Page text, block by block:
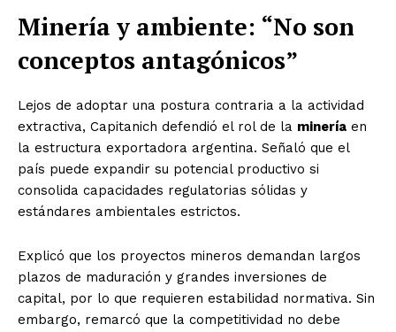
Minería y ambiente: “No son
conceptos antagónicos”
Lejos de adoptar una postura contraria a la actividad
extractiva, Capitanich defendió el rol de la minería en
la estructura exportadora argentina. Señaló que el
país puede expandir su potencial productivo si
consolida capacidades regulatorias sólidas y
estándares ambientales estrictos.
Explicó que los proyectos mineros demandan largos
plazos de maduración y grandes inversiones de
capital, por lo que requieren estabilidad normativa. Sin
embargo, remarcó que la competitividad no debe